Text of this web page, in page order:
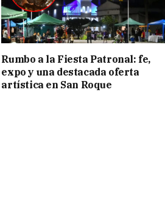
Rumbo a la Fiesta Patronal: fe,
expo y una destacada oferta
artística en San Roque